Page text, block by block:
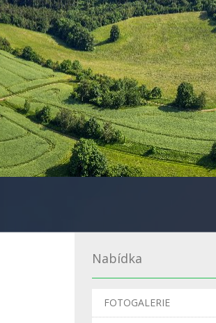
Nabídka
FOTOGALERIE